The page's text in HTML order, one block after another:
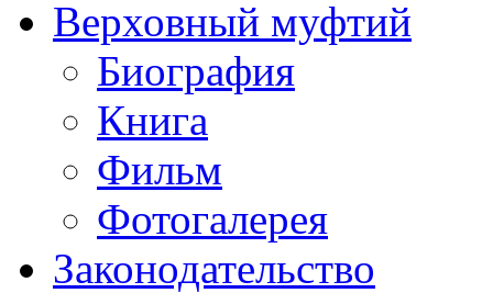
Верховный муфтий
Биография
Книга
Фильм
Фотогалерея
Законодательство